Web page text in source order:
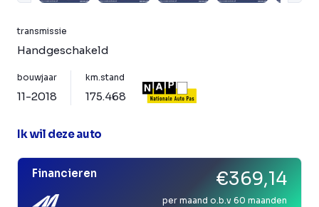
transmissie
Handgeschakeld
bouwjaar
11-2018
km.stand
175.468
Ik wil deze auto
Financieren €369,14
per maand o.b.v 60 maanden